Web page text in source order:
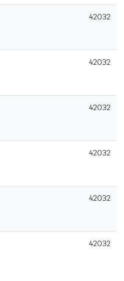
42032
42032
42032
42032
42032
42032